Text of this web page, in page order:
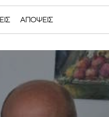
ΑΠΌΨΕΙΣ